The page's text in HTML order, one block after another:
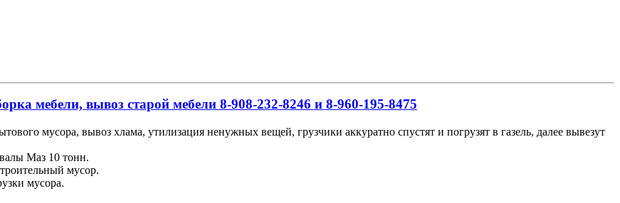
мебели, вывоз старой мебели 8-908-232-8246 и 8-960-195-8475
мусора, вывоз хлама, утилизация ненужных вещей, грузчики аккуратно спустят и погрузят в газель, далее вывезут
Маз 10 тонн.
мусор.
мусора.